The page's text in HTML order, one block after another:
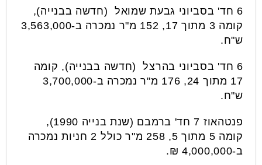
6 חד' בסביוני גבעת שמואל (חדשה בבנייה),
קומה 3 מתוך 17, 152 מ"ר נמכרה ב-3,563,000
ש"ח.
6 חד' בסביוני בהרצל (חדשה בבנייה), קומה
17 מתוך 24, 176 מ"ר נמכרה ב-3,700,000
ש"ח.
פנטהאוז 7 חד' ברמבם (שנת בנייה 1990),
קומה 5 מתוך 5, 258 מ"ר כולל 2 חניות נמכרה
ב-4,000,000 ₪.